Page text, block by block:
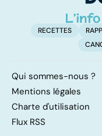
RECETTES
Qui sommes-nous ?
Mentions légales
Charte d'utilisation
Flux RSS